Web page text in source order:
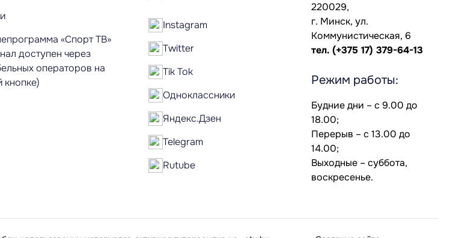
«Спорт ТВ»
доступен через
операторов на
кнопке)
Instagram
Twitter
Tik Tok
Одноклассники
Яндекс.Дзен
Telegram
Rutube
220029,
г. Минск, ул.
Коммунистическая, 6
тел. (+375 17) 379-64-13
Режим работы:
Будние дни – с 9.00 до
18.00;
Перерыв – с 13.00 до
14.00;
Выходные – суббота,
воскресенье.